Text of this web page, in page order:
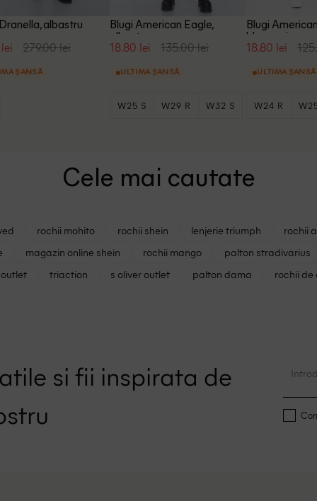
albastru
279.00 lei
ȘANSĂ
Blugi American Eagle,
albastru
18.80 lei 135.00 lei
ULTIMA ȘANSĂ
W25 S W29 R W32 S
Blugi
bleumarin
18.80 lei
ULTIMA ȘANSĂ
W24 R
Cele mai cautate
rochii mohito rochii shein lenjerie triumph rochii
magazin online shein rochii mango palton stradivarius
triaction s oliver outlet palton dama rochii de
si fii inspirata de